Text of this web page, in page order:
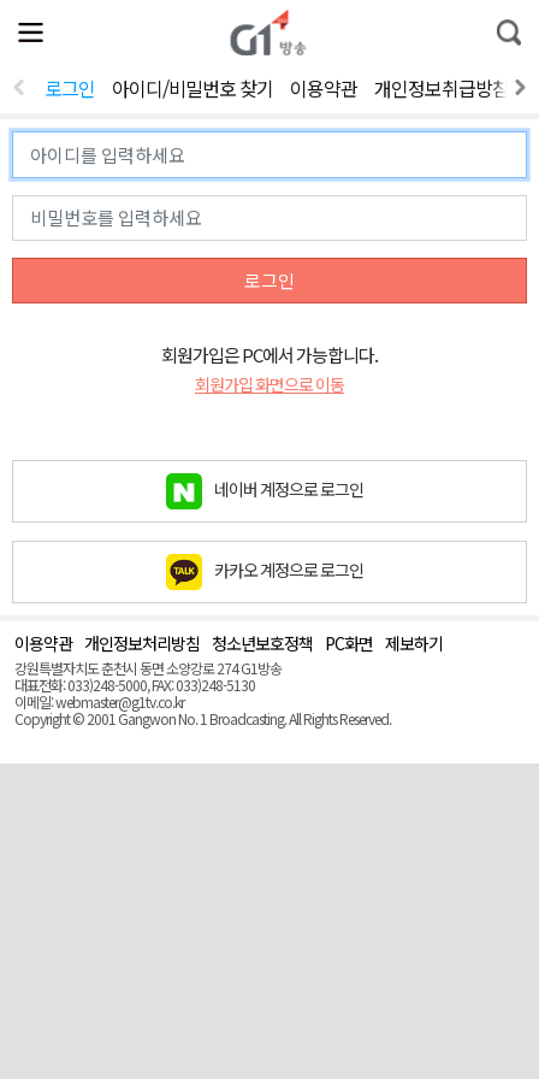
전
체
뉴
열
통
합
색
로그인 아이디/비밀번호 찾기 이용약관 개인정보취급방침
로그인
회원가입은 PC에서 가능합니다.
회원가입 화면으로 이동
네이버 계정으로 로그인
카카오 계정으로 로그인
이용약관 개인정보처리방침 청소년보호정책 PC화면 제보하기
강원특별자치도 춘천시 동면 소양강로 274 G1방송
대표전화: 033)248-5000, FAX: 033)248-5130
이메일: webmaster@g1tv.co.kr
Copyright © 2001 Gangwon No. 1 Broadcasting. All Rights Reserved.